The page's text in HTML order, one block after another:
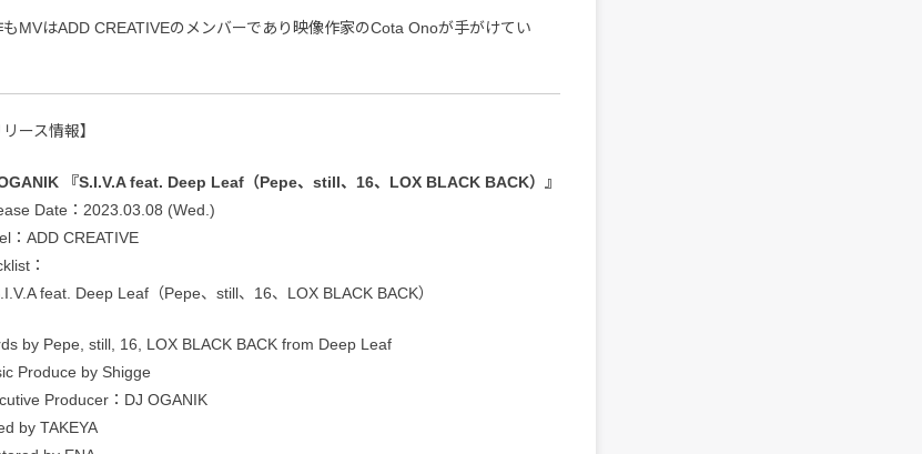
もMVはADD CREATIVEのメンバーであり映像作家のCota Onoが手がけてい
リース情報】
『S.I.V.A feat. Deep Leaf（Pepe、still、16、LOX BLACK BACK）』
Date：2023.03.08 (Wed.)
：ADD CREATIVE
：
feat. Deep Leaf（Pepe、still、16、LOX BLACK BACK）
by Pepe, still, 16, LOX BLACK BACK from Deep Leaf
Produce by Shigge
Producer：DJ OGANIK
by TAKEYA